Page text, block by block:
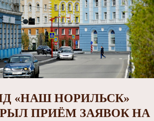
«НАШ НОРИЛЬСК»
ПРИЁМ ЗАЯВОК НА